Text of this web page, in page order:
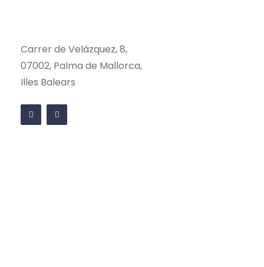
Carrer de Velázquez, 8,
07002, Palma de Mallorca,
Illes Balears